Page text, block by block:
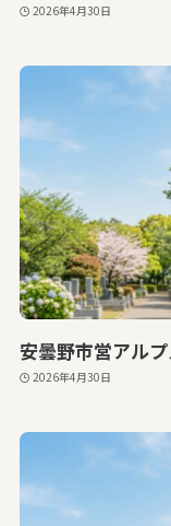
2026年4月30日
安曇野市営アル
2026年4月30日